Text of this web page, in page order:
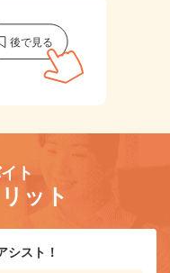
ト
ット
シスト！